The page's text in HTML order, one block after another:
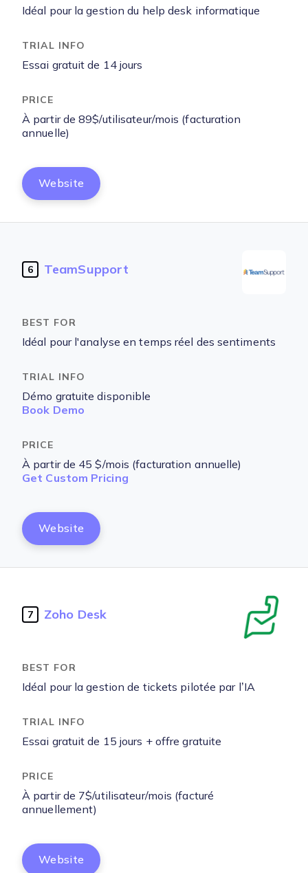
Idéal pour la gestion du help desk informatique
Essai gratuit de 14 jours
À partir de 89$/utilisateur/mois (facturation
annuelle)
Website
6 TeamSupport
Idéal pour l'analyse en temps réel des sentiments
Démo gratuite disponible
Book Demo
À partir de 45 $/mois (facturation annuelle)
Get Custom Pricing
Website
7 Zoho Desk
Idéal pour la gestion de tickets pilotée par l’IA
Essai gratuit de 15 jours + offre gratuite
À partir de 7$/utilisateur/mois (facturé
annuellement)
Website